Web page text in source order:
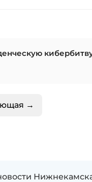
→